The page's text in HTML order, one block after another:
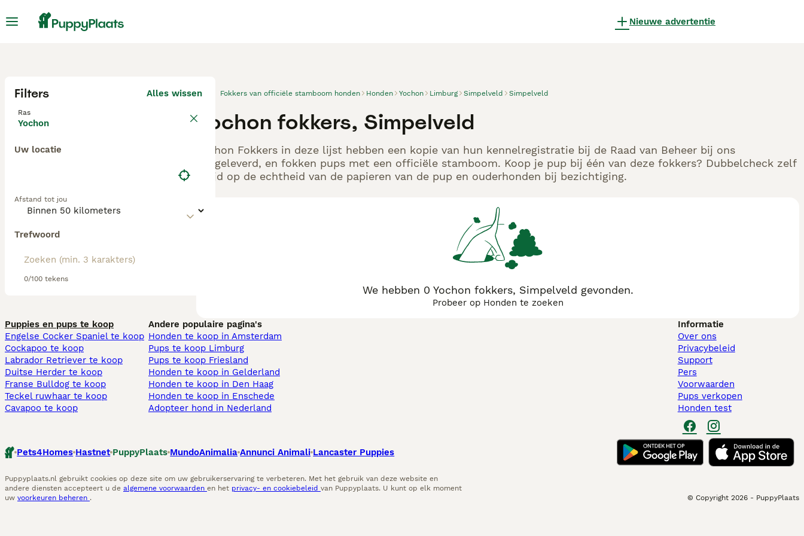
Nieuwe advertentie
Filters Alles wissen
Ras
Yochon
Uw locatie
Afstand tot jou
Trefwoord
0/100 tekens
Fokkers van officiële stamboom honden Honden Yochon Limburg Simpelveld Simpelveld
Yochon fokkers, Simpelveld
Yochon Fokkers in deze lijst hebben een kopie van hun kennelregistratie bij de Raad van Beheer bij ons
aangeleverd, en fokken pups met een officiële stamboom. Koop je pup bij één van deze fokkers? Dubbelcheck zelf
altijd op de echtheid van de papieren van de pup en ouderhonden bij bezichtiging.
We hebben 0 Yochon fokkers, Simpelveld gevonden.
Probeer op Honden te zoeken
Puppies en pups te koop
Engelse Cocker Spaniel te koop
Cockapoo te koop
Labrador Retriever te koop
Duitse Herder te koop
Franse Bulldog te koop
Teckel ruwhaar te koop
Cavapoo te koop
Andere populaire pagina's
Honden te koop in Amsterdam
Pups te koop Limburg​
Pups te koop Friesland​
Honden te koop in Gelderland
Honden te koop in Den Haag
Honden te koop in Enschede
Adopteer hond in Nederland
Informatie
Over ons
Privacybeleid
Support
Pers
Voorwaarden
Pups verkopen
Honden test
Pets4Homes Hastnet PuppyPlaats MundoAnimalia Annunci Animali Lancaster Puppies
Puppyplaats.nl gebruikt cookies op deze site om uw gebruikerservaring te verbeteren. Met het gebruik van deze website en
andere diensten accepteert u de algemene voorwaarden en het privacy- en cookiebeleid van Puppyplaats. U kunt op elk moment
uw voorkeuren beheren . © Copyright 2026 - PuppyPlaats